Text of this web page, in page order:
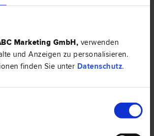
Marketing GmbH, verwenden
und Anzeigen zu personalisieren.
finden Sie unter Datenschutz.
Vergabe­recht | Urheber­recht | Marken­recht |
und Gewährleistungs­recht | Medien­